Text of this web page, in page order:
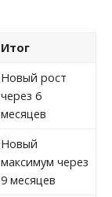
Итог
Новый рост
через 6
месяцев
Новый
максимум через
9 месяцев